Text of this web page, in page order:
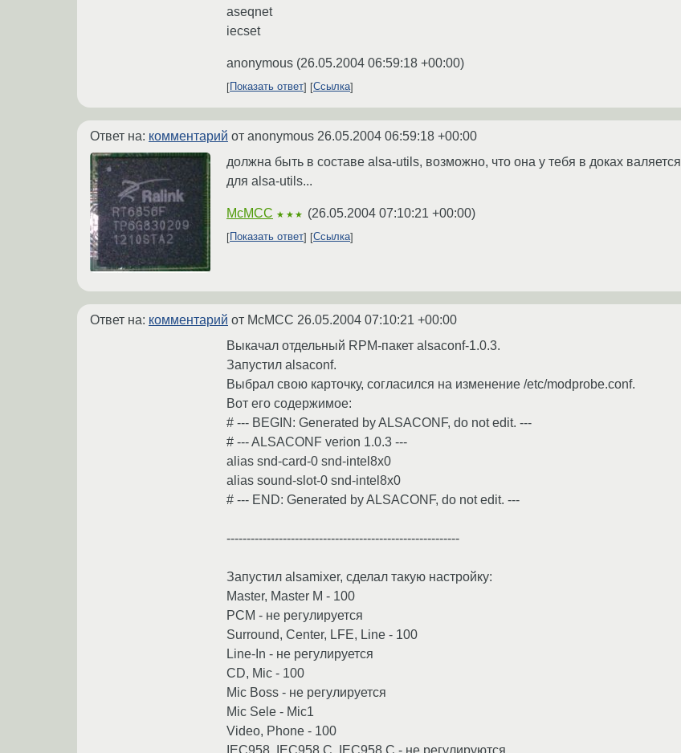
aseqnet
iecset
anonymous (26.05.2004 06:59:18 +00:00)
Показать ответ Ссылка
Ответ на: комментарий от anonymous 26.05.2004 06:59:18 +00:00
должна быть в составе alsa-utils, возможно, что она у тебя в доках валяется
для alsa-utils...
McMCC ★★★ (26.05.2004 07:10:21 +00:00)
Показать ответ Ссылка
Ответ на: комментарий от McMCC 26.05.2004 07:10:21 +00:00
Выкачал отдельный RPM-пакет alsaconf-1.0.3.
Запустил alsaconf.
Выбрал свою карточку, согласился на изменение /etc/modprobe.conf.
Вот его содержимое:
# --- BEGIN: Generated by ALSACONF, do not edit. ---
# --- ALSACONF verion 1.0.3 ---
alias snd-card-0 snd-intel8x0
alias sound-slot-0 snd-intel8x0
# --- END: Generated by ALSACONF, do not edit. ---
----------------------------------------------------------
Запустил alsamixer, сделал такую настройку:
Master, Master M - 100
PCM - не регулируется
Surround, Center, LFE, Line - 100
Line-In - не регулируется
CD, Mic - 100
Mic Boss - не регулируется
Mic Sele - Mic1
Video, Phone - 100
IEC958, IEC958 C, IEC958 C - не регулируются